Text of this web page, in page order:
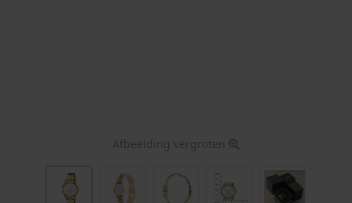
Afbeelding vergroten